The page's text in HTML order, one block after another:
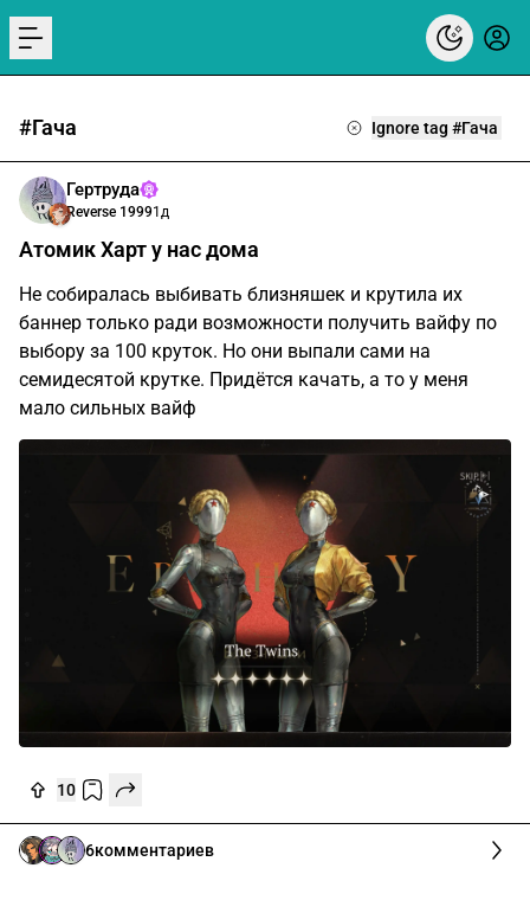
menu
#Гача Ignore tag #Гача
Гертруда
Reverse 19991д
Атомик Харт у нас дома
Не собиралась выбивать близняшек и крутила их
баннер только ради возможности получить вайфу по
выбору за 100 круток. Но они выпали сами на
семидесятой крутке. Придётся качать, а то у меня
мало сильных вайф
10
6комментариев